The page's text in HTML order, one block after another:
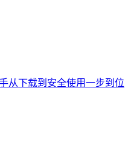
从下载到安全使用一步到位